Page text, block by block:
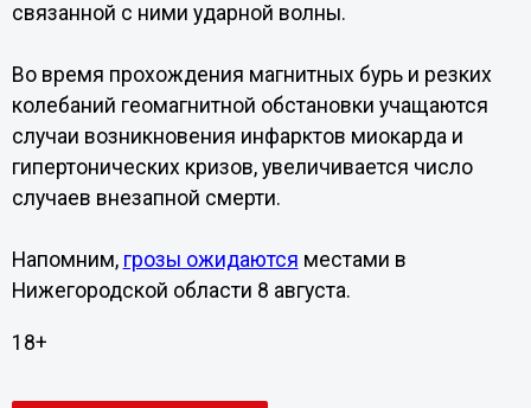
связанной с ними ударной волны.
Во время прохождения магнитных бурь и резких
колебаний геомагнитной обстановки учащаются
случаи возникновения инфарктов миокарда и
гипертонических кризов, увеличивается число
случаев внезапной смерти.
Напомним, грозы ожидаются местами в
Нижегородской области 8 августа.
18+